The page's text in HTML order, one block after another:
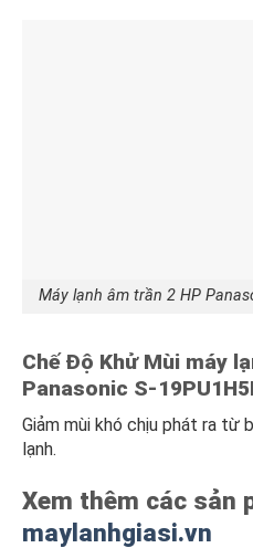
Máy lạnh âm trần 2 HP
Chế Độ Khử Mùi máy
Panasonic S-
Giảm mùi khó chịu phát ra từ
lạnh.
Xem thêm các sản
maylanhgiasi.vn